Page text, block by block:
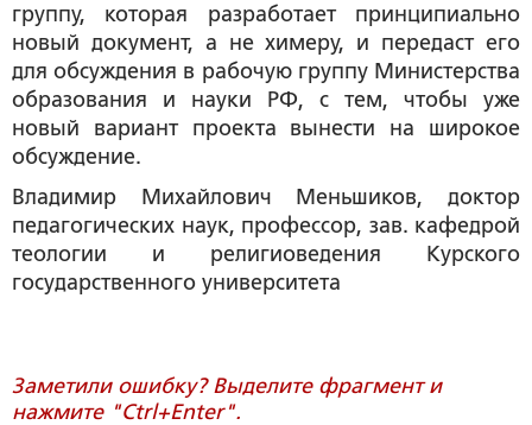
группу, которая разработает принципиально
новый документ, а не химеру, и передаст его
для обсуждения в рабочую группу Министерства
образования и науки РФ, с тем, чтобы уже
новый вариант проекта вынести на широкое
обсуждение.
Владимир Михайлович Меньшиков, доктор
педагогических наук, профессор, зав. кафедрой
теологии и религиоведения Курского
государственного университета
Заметили ошибку? Выделите фрагмент и
нажмите "Ctrl+Enter".